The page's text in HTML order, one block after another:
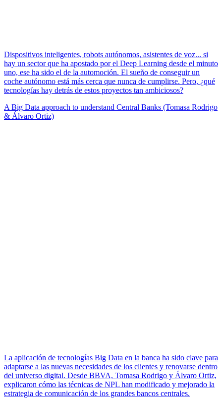
Dispositivos inteligentes, robots autónomos, asistentes de voz... si
hay un sector que ha apostado por el Deep Learning desde el minuto
uno, ese ha sido el de la automoción. El sueño de conseguir un
coche autónomo está más cerca que nunca de cumplirse. Pero, ¿qué
tecnologías hay detrás de estos proyectos tan ambiciosos?
A Big Data approach to understand Central Banks (Tomasa Rodrigo
& Álvaro Ortiz)
La aplicación de tecnologías Big Data en la banca ha sido clave para
adaptarse a las nuevas necesidades de los clientes y renovarse dentro
del universo digital. Desde BBVA, Tomasa Rodrigo y Álvaro Ortiz,
explicaron cómo las técnicas de NPL han modificado y mejorado la
estrategia de comunicación de los grandes bancos centrales.